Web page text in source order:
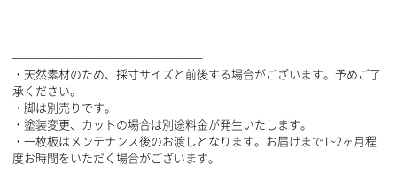
————————————————–
・天然素材のため、採寸サイズと前後する場合がございます。予めご了
承ください。
・脚は別売りです。
・塗装変更、カットの場合は別途料金が発生いたします。
・一枚板はメンテナンス後のお渡しとなります。お届けまで1~2ヶ月程
度お時間をいただく場合がございます。